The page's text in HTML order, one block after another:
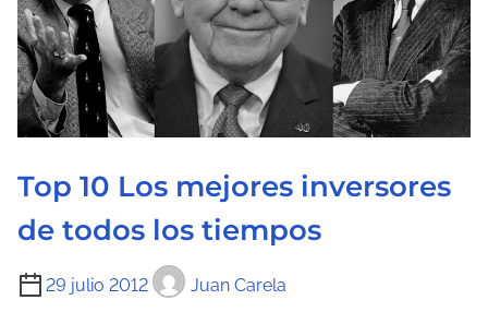
a
d
e
l
a
e
n
t
a
Top 10 Los mejores inversores
de todos los tiempos
29 julio 2012 Juan Carela
T